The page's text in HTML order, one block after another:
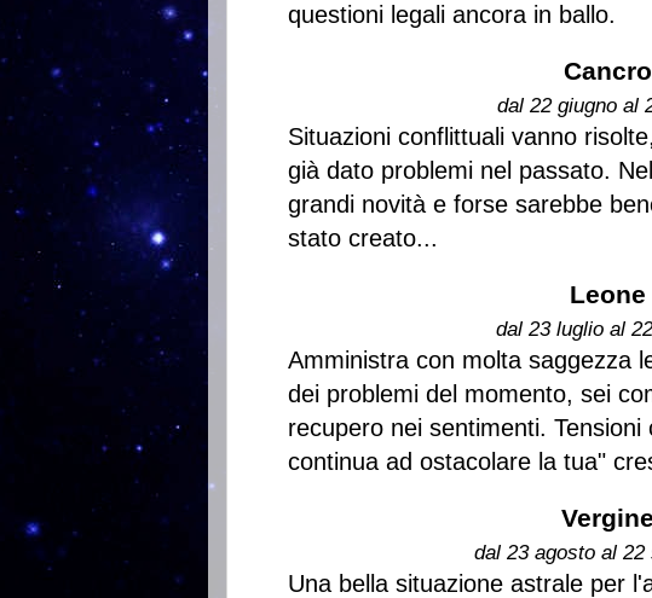
questioni legali ancora in ballo.
Cancro
dal 22 giugno al
Situazioni conflittuali vanno
già dato problemi nel passato.
grandi novità e forse sarebbe
stato creato...
Leone
dal 23 luglio al
Amministra con molta saggezza
dei problemi del momento, sei
recupero nei sentimenti.
continua ad ostacolare la tua"
Vergine
dal 23 agosto al 22
Una bella situazione astrale per